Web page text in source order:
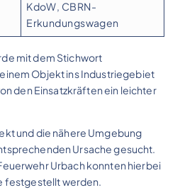
KdoW, CBRN-
Erkundungswagen
mit dem Stichwort
Objekt ins Industriegebiet
den Einsatzkräften ein leichter
und die nähere Umgebung
Ursache gesucht.
Urbach konnten hierbei
festgestellt werden.